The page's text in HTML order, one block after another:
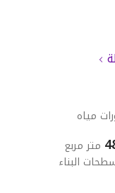
مياه
متر مربع
البناء